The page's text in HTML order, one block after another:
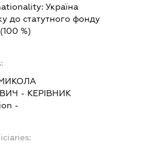
Україна
до статутного фонду
(100 %)
- КЕРІВНИК
-